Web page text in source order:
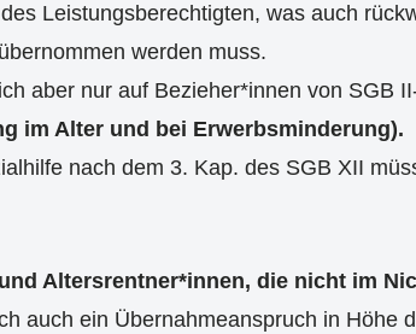
Leistungsberechtigten, was auch
werden muss.
aber nur auf Bezieher*innen von SGB
im Alter und bei Erwerbsminderung).
nach dem 3. Kap. des SGB XII
Altersrentner*innen, die nicht im
auch ein Übernahmeanspruch in Höhe